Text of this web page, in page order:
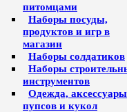
питомцами
Наборы посуды,
продуктов и игр в
магазин
Наборы солдатиков
Наборы
инструментов
Одежда,
пупсов и кукол